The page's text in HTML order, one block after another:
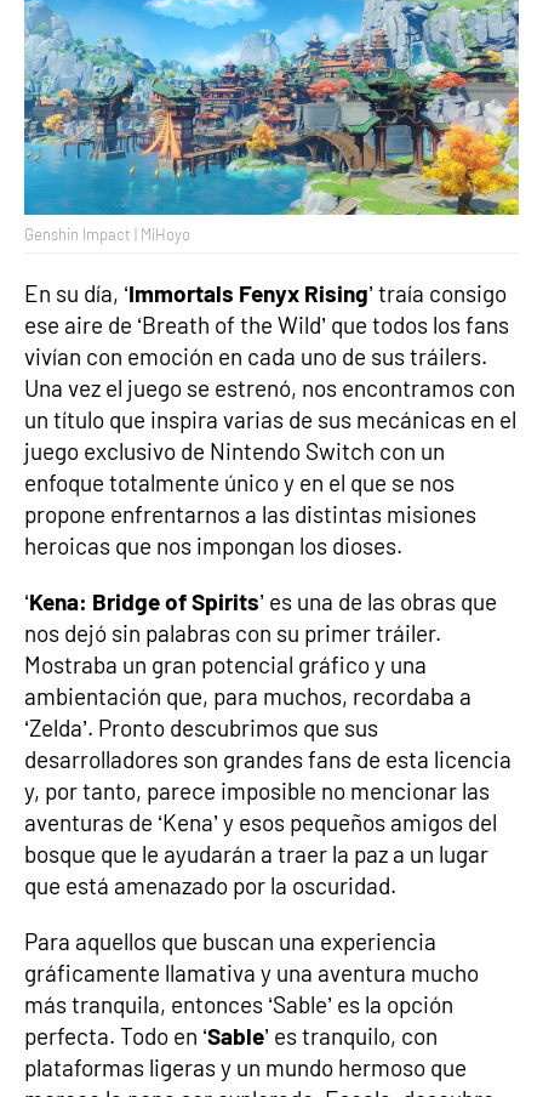
Genshin Impact | MiHoyo
En su día, ‘Immortals Fenyx Rising’ traía consigo
ese aire de ‘Breath of the Wild’ que todos los fans
vivían con emoción en cada uno de sus tráilers.
Una vez el juego se estrenó, nos encontramos con
un título que inspira varias de sus mecánicas en el
juego exclusivo de Nintendo Switch con un
enfoque totalmente único y en el que se nos
propone enfrentarnos a las distintas misiones
heroicas que nos impongan los dioses.
‘Kena: Bridge of Spirits’ es una de las obras que
nos dejó sin palabras con su primer tráiler.
Mostraba un gran potencial gráfico y una
ambientación que, para muchos, recordaba a
‘Zelda’. Pronto descubrimos que sus
desarrolladores son grandes fans de esta licencia
y, por tanto, parece imposible no mencionar las
aventuras de ‘Kena’ y esos pequeños amigos del
bosque que le ayudarán a traer la paz a un lugar
que está amenazado por la oscuridad.
Para aquellos que buscan una experiencia
gráficamente llamativa y una aventura mucho
más tranquila, entonces ‘Sable’ es la opción
perfecta. Todo en ‘Sable’ es tranquilo, con
plataformas ligeras y un mundo hermoso que